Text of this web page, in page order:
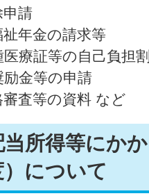
申請
年金の請求等
療証等の自己負担
励金等の申請
査等の資料 など
所得等にか
）について